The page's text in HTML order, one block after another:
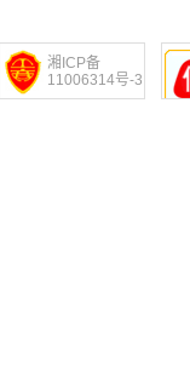
湘ICP备
11006314号-3